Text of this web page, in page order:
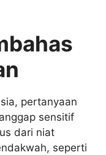
pertanyaan
sensitif
dari niat
seperti